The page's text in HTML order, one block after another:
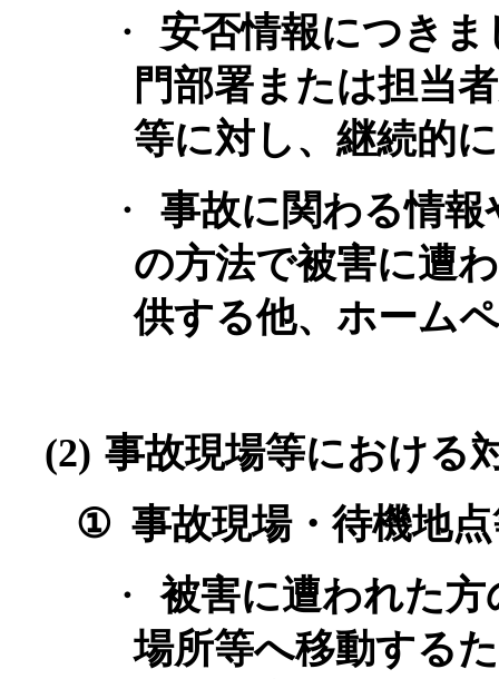
・
安否情報につき
門部署または担当
等に対し、継続的
・
事故に関わる情
の方法で被害に遭
供する他、ホーム
(2) 事故現場等における
① 事故現場・待機地
・
被害に遭われた
場所等へ移動する